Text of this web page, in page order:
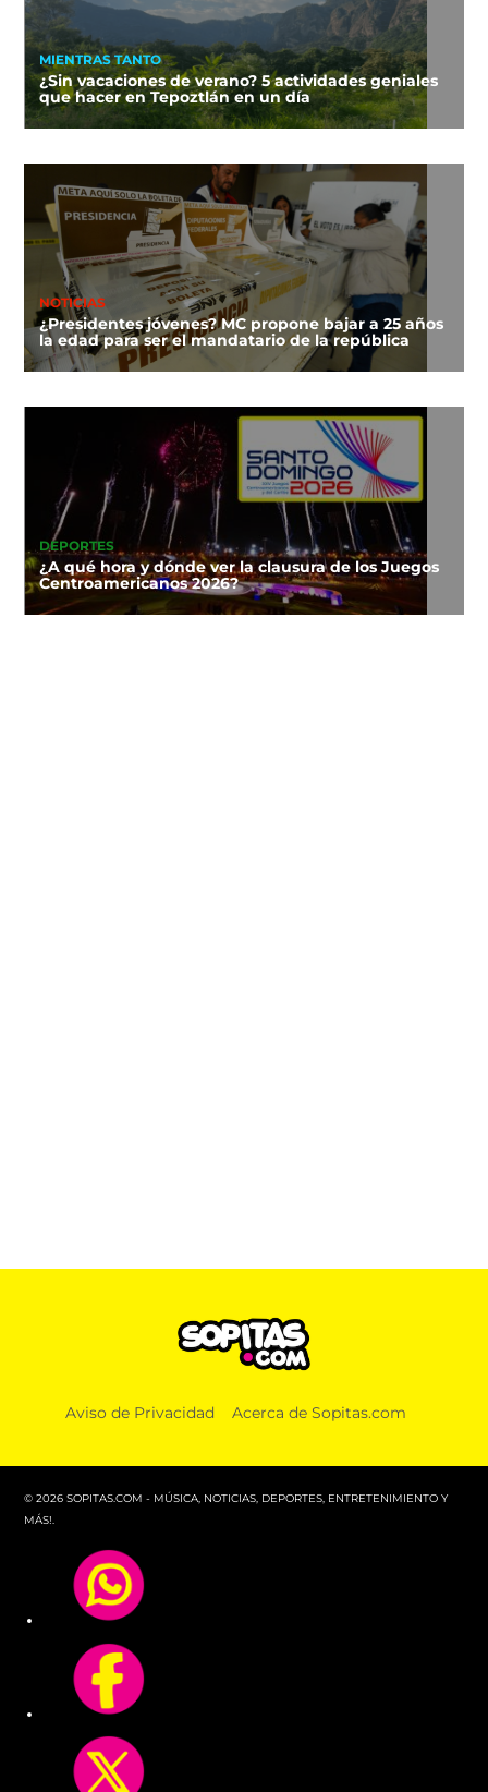
MIENTRAS TANTO
¿Sin vacaciones de verano? 5 actividades geniales
que hacer en Tepoztlán en un día
NOTICIAS
¿Presidentes jóvenes? MC propone bajar a 25 años
la edad para ser el mandatario de la república
DEPORTES
¿A qué hora y dónde ver la clausura de los Juegos
Centroamericanos 2026?
Aviso de Privacidad Acerca de Sopitas.com
© 2026 SOPITAS.COM - MÚSICA, NOTICIAS, DEPORTES, ENTRETENIMIENTO Y
MÁS!.